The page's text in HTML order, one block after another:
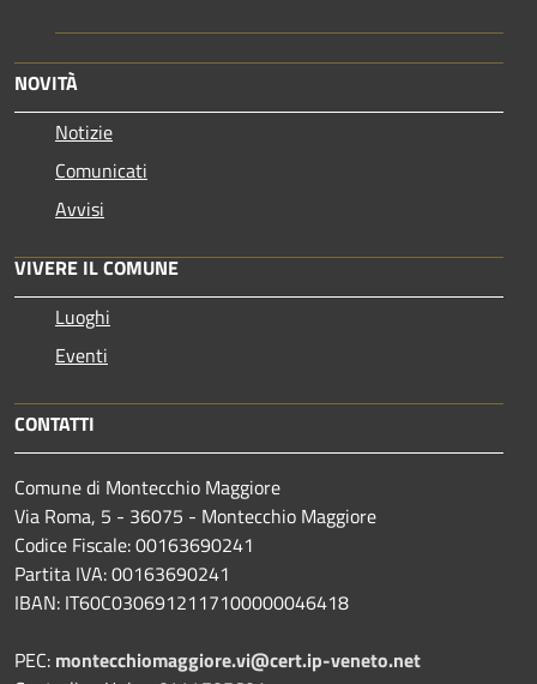
NOVITÀ
Notizie
Comunicati
Avvisi
VIVERE IL COMUNE
Luoghi
Eventi
CONTATTI
Comune di Montecchio Maggiore
Via Roma, 5 - 36075 - Montecchio Maggiore
Codice Fiscale: 00163690241
Partita IVA: 00163690241
IBAN: IT60C0306912117100000046418
PEC: montecchiomaggiore.vi@cert.ip-veneto.net